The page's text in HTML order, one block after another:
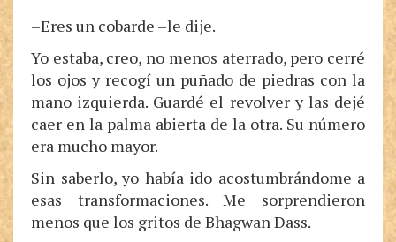
–Eres un cobarde –le dije.
Yo estaba, creo, no menos aterrado, pero cerré
los ojos y recogí un puñado de piedras con la
mano izquierda. Guardé el revolver y las dejé
caer en la palma abierta de la otra. Su número
era mucho mayor.
Sin saberlo, yo había ido acostumbrándome a
esas transformaciones. Me sorprendieron
menos que los gritos de Bhagwan Dass.